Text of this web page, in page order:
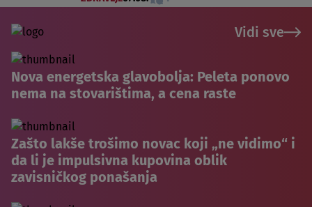
Vidi sve
Nova energetska glavobolja: Peleta ponovo
nema na stovarištima, a cena raste
Zašto lakše trošimo novac koji „ne vidimo“ i
da li je impulsivna kupovina oblik
zavisničkog ponašanja